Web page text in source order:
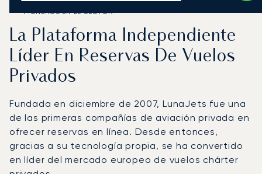
PIONEROS EN EL SECTOR
La Plataforma Independiente
Líder En Reservas De Vuelos
Privados
Fundada en diciembre de 2007, LunaJets fue una
de las primeras compañías de aviación privada en
ofrecer reservas en línea. Desde entonces,
gracias a su tecnología propia, se ha convertido
en líder del mercado europeo de vuelos chárter